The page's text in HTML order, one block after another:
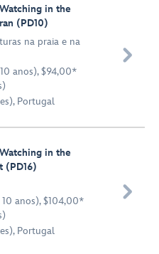
in the
(PD10)
na praia e na
anos), $94,00*
Portugal

in the
(PD16)
anos), $104,00*
Portugal
